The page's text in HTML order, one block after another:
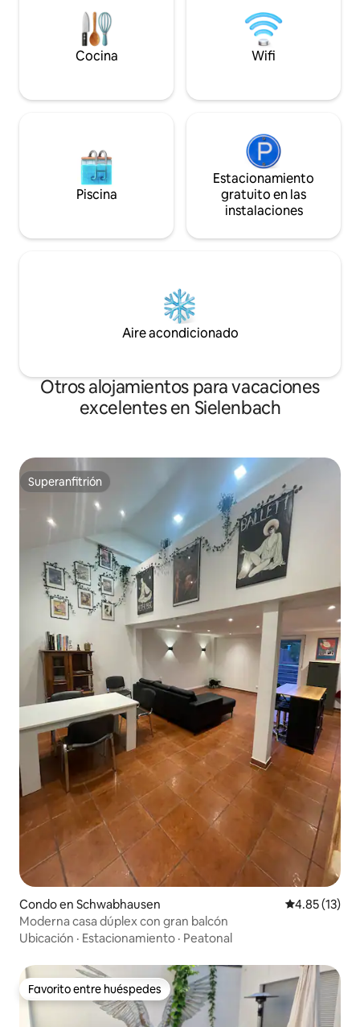
galería es bajo su propio riesgo.
sauna. Es
coche.
Cocina Wifi
Piscina
Estacionamiento
gratuito en las
instalaciones
Aire acondicionado
Otros alojamientos para vacaciones
excelentes en Sielenbach
Superanfitrión
Superanfitrión
Condo en Schwabhausen Calificación
4.85 (13)
Moderna casa dúplex con gran balcón
Ubicación · Estacionamiento · Peatonal
Favorito entre huéspedes
Favorito entre huéspedes